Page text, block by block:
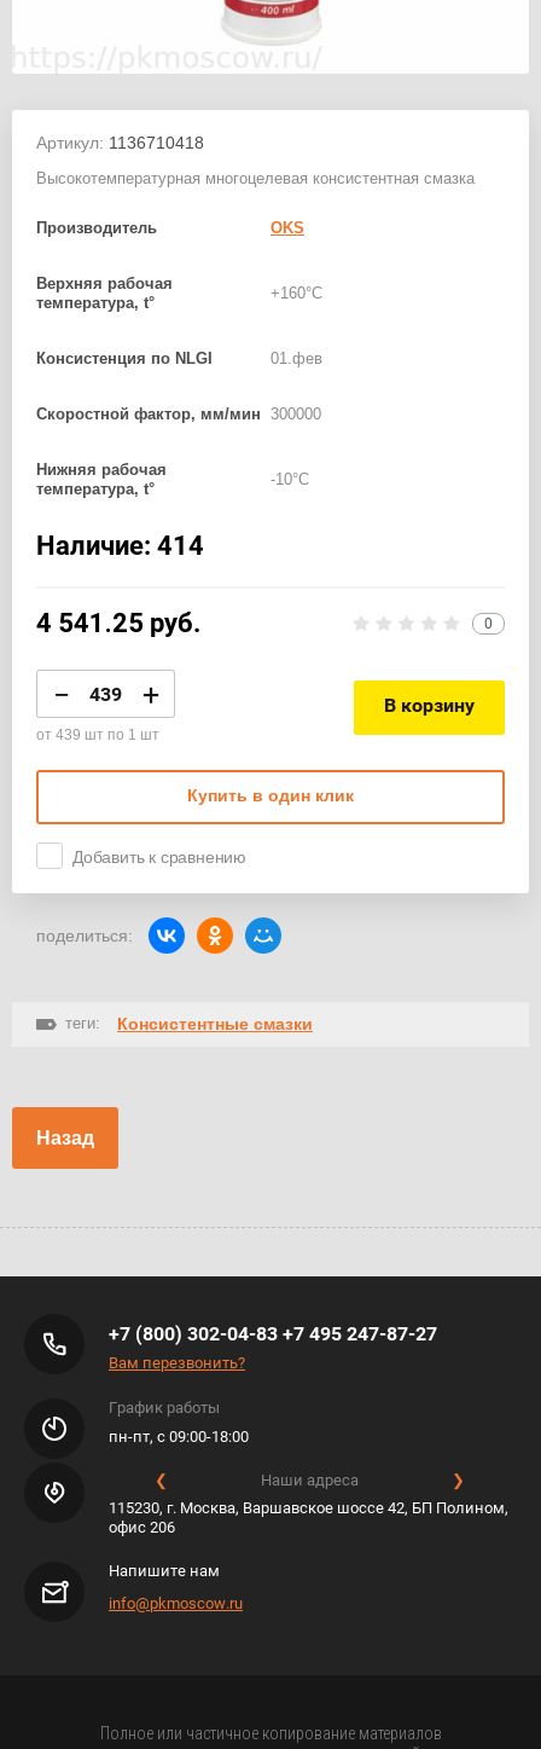
Артикул: 1136710418
Высокотемпературная многоцелевая консистентная смазка
Производитель OKS
Верхняя рабочая
температура, t°
+160°C
Консистенция по NLGI 01.фев
Скоростной фактор, мм/мин 300000
Нижняя рабочая
температура, t°
-10°C
Наличие: 414
4 541.25 руб. 0
− +
от 439 шт по 1 шт
В корзину
Купить в один клик
Добавить к сравнению
поделиться:
теги: Консистентные смазки
Назад
+7 (800) 302-04-83 +7 495 247-87-27
Вам перезвонить?
График работы
пн-пт, с 09:00-18:00
❮ Наши адреса
❯
115230, г. Москва, Варшавское шоссе 42, БП Полином,
офис 206
Напишите нам
info@pkmoscow.ru
Полное или частичное копирование материалов